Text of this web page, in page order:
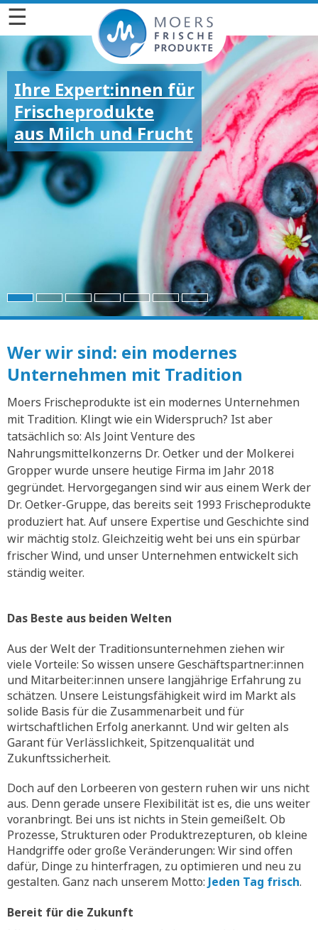
☰
Ihre Expert:innen für
Frischeprodukte
aus Milch und Frucht
Für die großen und
kleinen Emotionen
Wer wir sind: ein modernes
Unternehmen mit Tradition
Moers Frischeprodukte ist ein modernes Unternehmen
mit Tradition. Klingt wie ein Widerspruch? Ist aber
tatsächlich so: Als Joint Venture des
Nahrungsmittelkonzerns Dr. Oetker und der Molkerei
Gropper wurde unsere heutige Firma im Jahr 2018
gegründet. Hervorgegangen sind wir aus einem Werk der
Dr. Oetker-Gruppe, das bereits seit 1993 Frischeprodukte
produziert hat. Auf unsere Expertise und Geschichte sind
wir mächtig stolz. Gleichzeitig weht bei uns ein spürbar
frischer Wind, und unser Unternehmen entwickelt sich
ständig weiter.
Das Beste aus beiden Welten
Aus der Welt der Traditionsunternehmen ziehen wir
viele Vorteile: So wissen unsere Geschäftspartner:innen
und Mitarbeiter:innen unsere langjährige Erfahrung zu
schätzen. Unsere Leistungsfähigkeit wird im Markt als
solide Basis für die Zusammenarbeit und für
wirtschaftlichen Erfolg anerkannt. Und wir gelten als
Garant für Verlässlichkeit, Spitzenqualität und
Zukunftssicherheit.
Doch auf den Lorbeeren von gestern ruhen wir uns nicht
aus. Denn gerade unsere Flexibilität ist es, die uns weiter
voranbringt. Bei uns ist nichts in Stein gemeißelt. Ob
Prozesse, Strukturen oder Produktrezepturen, ob kleine
Handgriffe oder große Veränderungen: Wir sind offen
dafür, Dinge zu hinterfragen, zu optimieren und neu zu
gestalten. Ganz nach unserem Motto: Jeden Tag frisch.
Bereit für die Zukunft